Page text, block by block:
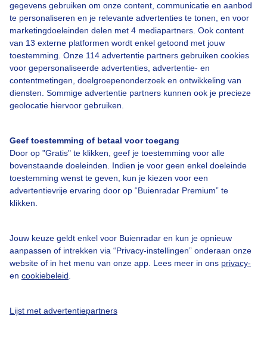
gegevens gebruiken om onze content, communicatie en aanbod
te personaliseren en je relevante advertenties te tonen, en voor
marketingdoeleinden delen met 4 mediapartners. Ook content
van 13 externe platformen wordt enkel getoond met jouw
toestemming. Onze 114 advertentie partners gebruiken cookies
voor gepersonaliseerde advertenties, advertentie- en
contentmetingen, doelgroepenonderzoek en ontwikkeling van
diensten. Sommige advertentie partners kunnen ook je precieze
geolocatie hiervoor gebruiken.
Geef toestemming of betaal voor toegang
Door op "Gratis" te klikken, geef je toestemming voor alle
bovenstaande doeleinden. Indien je voor geen enkel doeleinde
toestemming wenst te geven, kun je kiezen voor een
advertentievrije ervaring door op “Buienradar Premium” te
klikken.
Jouw keuze geldt enkel voor Buienradar en kun je opnieuw
aanpassen of intrekken via “Privacy-instellingen” onderaan onze
website of in het menu van onze app. Lees meer in ons privacy-
en cookiebeleid
Lijst met advertentiepartners
Over Buienradar
Bedrijfsgegevens
Veelgestelde vragen
Contact
Gebruikersvoorwaarden
Adverteren
Buienradar Team
Privacy beleid
Privacy instellingen
Gratis weerdata
Buienradar